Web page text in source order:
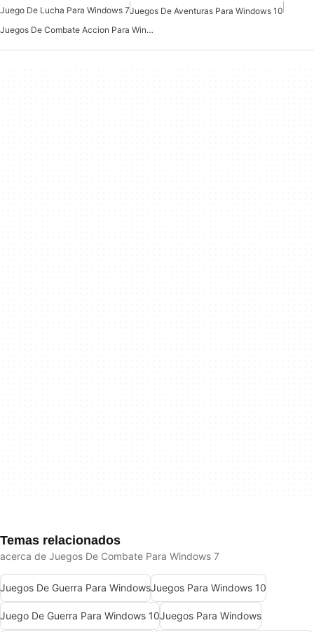
Juego De Lucha Para Windows 7Juegos De Aventuras Para Windows 10
Juegos De Combate Accion Para Windows 7
Temas relacionados
acerca de Juegos De Combate Para Windows 7
Juegos De Guerra Para WindowsJuegos Para Windows 10
Juego De Guerra Para Windows 10Juegos Para Windows